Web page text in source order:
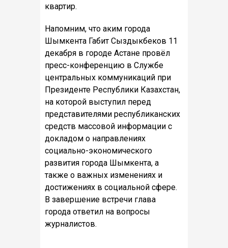
квартир.
Напомним, что аким города
Шымкента Габит Сыздыкбеков 11
декабря в городе Астане провёл
пресс-конференцию в Службе
центральных коммуникаций при
Президенте Республики Казахстан,
на которой выступил перед
представителями республиканских
средств массовой информации с
докладом о направлениях
социально-экономического
развития города Шымкента, а
также о важных изменениях и
достижениях в социальной сфере.
В завершение встречи глава
города ответил на вопросы
журналистов.